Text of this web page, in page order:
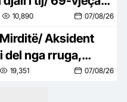
nga arresti kardiak
10,890 07/08/26
Aksident
del nga rruga,
vjeçari-detaje
19,351 07/08/26